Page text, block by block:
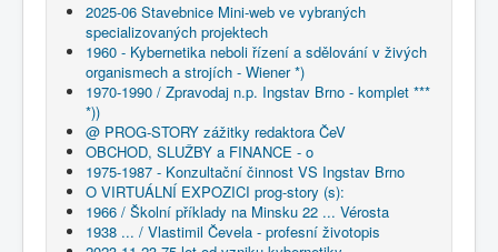
2025-06 Stavebnice Mini-web ve vybraných
specializovaných projektech
1960 - Kybernetika neboli řízení a sdělování v živých
organismech a strojích - Wiener *)
1970-1990 / Zpravodaj n.p. Ingstav Brno - komplet ***
*))
@ PROG-STORY zážitky redaktora ČeV
OBCHOD, SLUŽBY a FINANCE - o
1975-1987 - Konzultační činnost VS Ingstav Brno
O VIRTUÁLNÍ EXPOZICI prog-story (s):
1966 / Školní příklady na Minsku 22 ... Vérosta
1938 ... / Vlastimil Čevela - profesní životopis